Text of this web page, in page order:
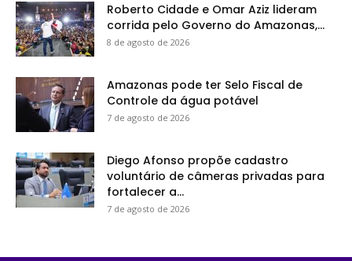
Roberto Cidade e Omar Aziz lideram
corrida pelo Governo do Amazonas,...
8 de agosto de 2026
Amazonas pode ter Selo Fiscal de
Controle da água potável
7 de agosto de 2026
Diego Afonso propõe cadastro
voluntário de câmeras privadas para
fortalecer a...
7 de agosto de 2026